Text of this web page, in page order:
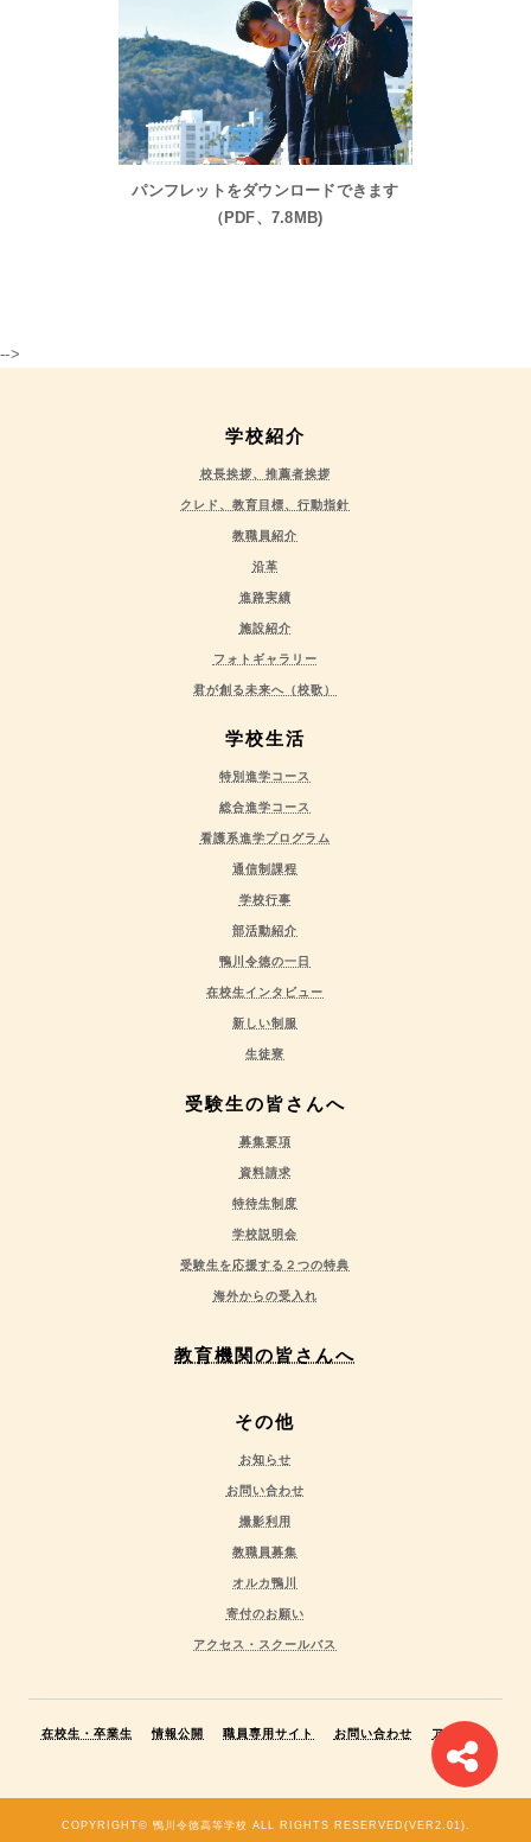
パンフレットをダウンロードできます
（PDF、7.8MB)
-->
学校紹介
校長挨拶、推薦者挨拶
クレド、教育目標、行動指針
教職員紹介
沿革
進路実績
施設紹介
フォトギャラリー
君が創る未来へ（校歌）
学校生活
特別進学コース
総合進学コース
看護系進学プログラム
通信制課程
学校行事
部活動紹介
鴨川令徳の一日
在校生インタビュー
新しい制服
生徒寮
受験生の皆さんへ
募集要項
資料請求
特待生制度
学校説明会
受験生を応援する２つの特典
海外からの受入れ
教育機関の皆さんへ
その他
お知らせ
お問い合わせ
撮影利用
教職員募集
オルカ鴨川
寄付のお願い
アクセス・スクールバス
在校生・卒業生 情報公開 職員専用サイト お問い合わせ アクセス
COPYRIGHT© 鴨川令徳高等学校 ALL RIGHTS RESERVED(VER2.01).